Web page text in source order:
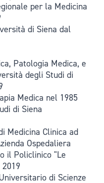
per la Medicina
di Siena dal
Patologia Medica, e
degli Studi di
Medica nel 1985
di Siena
Medicina Clinica ad
Ospedaliera
il Policlinico "Le
di Scienze